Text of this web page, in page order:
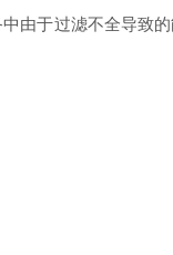
于过滤不全导致